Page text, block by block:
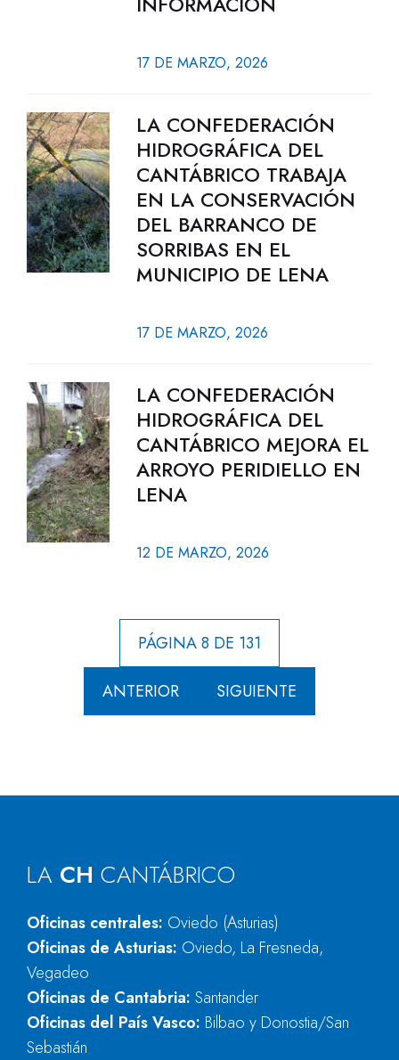
17 DE MARZO, 2026
LA CONFEDERACIÓN
HIDROGRÁFICA DEL
CANTÁBRICO TRABAJA
EN LA CONSERVACIÓN
DEL BARRANCO DE
SORRIBAS EN EL
MUNICIPIO DE LENA
17 DE MARZO, 2026
LA CONFEDERACIÓN
HIDROGRÁFICA DEL
CANTÁBRICO MEJORA EL
ARROYO PERIDIELLO EN
LENA
12 DE MARZO, 2026
PÁGINA 8 DE 131
ANTERIOR SIGUIENTE
LA CH CANTÁBRICO
Oficinas centrales: Oviedo (Asturias)
Oficinas de Asturias: Oviedo, La Fresneda,
Vegadeo
Oficinas de Cantabria: Santander
Oficinas del País Vasco: Bilbao y Donostia/San
Sebastián